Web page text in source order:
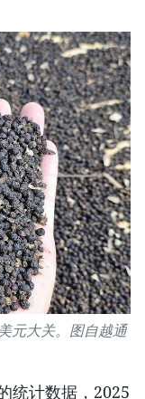
元大关。图自越通
统计数据，2025